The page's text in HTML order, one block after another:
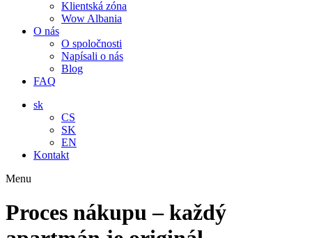
Klientská zóna
Wow Albania
O nás
O spoločnosti
Napísali o nás
Blog
FAQ
sk
CS
SK
EN
Kontakt
Menu
Proces nákupu – každý